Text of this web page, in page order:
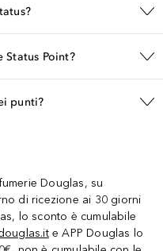
Status Point?
punti?
Douglas, su
di ricezione ai 30 giorni
lo sconto è cumulabile
e APP Douglas lo